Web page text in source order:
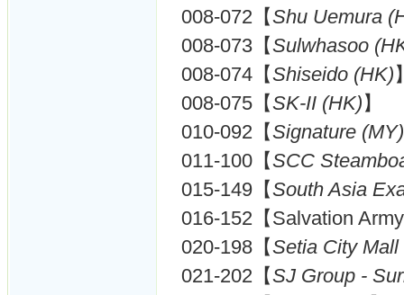
008-072【Shu Uemura
008-073【Sulwhasoo
008-074【Shiseido (HK)
008-075【SK-II (HK)】
010-092【Signature (MY)
011-100【SCC
015-149【South Asia
016-152【Salvation
020-198【Setia City Mall
021-202【SJ Group -